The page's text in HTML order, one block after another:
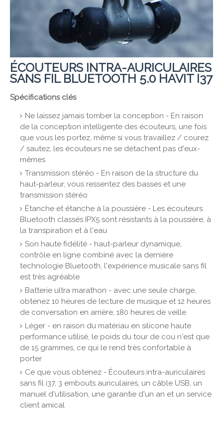
ÉCOUTEURS INTRA-AURICULAIRES
SANS FIL BLUETOOTH 5.0 HAVIT I37
Spécifications clés
Ne laissez jamais tomber la conception - En raison
de la conception intelligente des écouteurs, une fois
que vous les portez, même si vous travaillez / courez
/ sautez, les écouteurs ne se détachent pas d'eux-
mêmes
Transmission stéréo - En raison de la structure du
haut-parleur, vous ressentez des basses et une
transmission stéréo
Étanche et étanche à la poussière - Les écouteurs
Bluetooth classés IPX5 sont résistants à la poussière, à
la transpiration et à l'eau
Son haute fidélité - haut-parleur dynamique,
contrôle en ligne combiné avec la dernière
technologie Bluetooth, l'expérience musicale sans fil
est très agréable
Batterie ultra marathon - avec une seule charge,
obtenez 10 heures de lecture de musique et 12 heures
de conversation en arrière, 180 heures de veille
Léger - en raison du matériau en silicone haute
performance utilisé, le poids du tour de cou n'est que
de 15 grammes, ce qui le rend très confortable à
porter
Ce que vous obtenez - Écouteurs intra-auriculaires
sans fil i37, 3 embouts auriculaires, un câble USB, un
manuel d'utilisation, une garantie d'un an et un service
client amical